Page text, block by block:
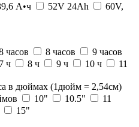
А•ч 52V 24Ah
60V,
часов 8 часов
9 часов
7 ч 8 ч 9 ч 10 ч
11
в дюймах (1дюйм = 2,54см)
10" 10.5"
11
15"